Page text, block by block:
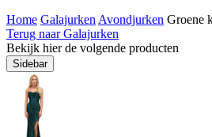
Home Galajurken Avondjurken Groene
Terug naar Galajurken
Bekijk hier de volgende producten
Sidebar